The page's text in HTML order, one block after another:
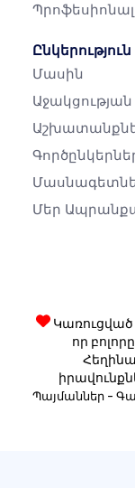
Պրոֆեսիոնալ
Ընկերություն
Մասին
Մեր
Կառուցված
որ
Պայմաններ -